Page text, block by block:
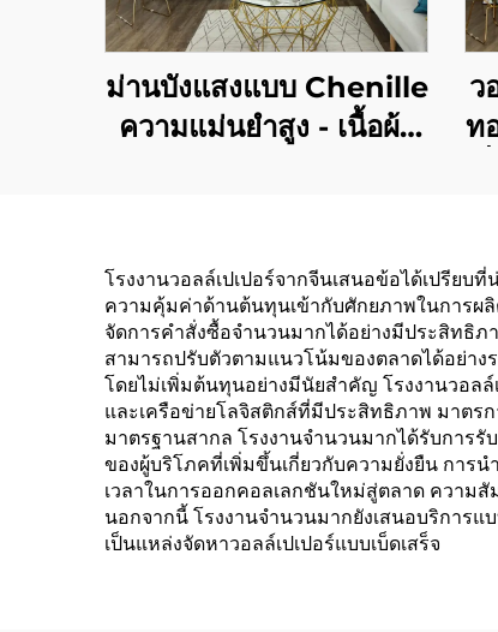
ม่านบังแสงแบบ Chenille
ความแม่นยำสูง - เนื้อผ้า
ห้องนอนและห้องนั่งเล่น
ว
ท
โรงงานวอลล์เปเปอร์จากจีนเสนอข้อได้เปรีย
ความคุ้มค่าด้านต้นทุนเข้ากับศักยภาพในการผ
จัดการคำสั่งซื้อจำนวนมากได้อย่างมีประสิทธิ
สามารถปรับตัวตามแนวโน้มของตลาดได้อย่า
โดยไม่เพิ่มต้นทุนอย่างมีนัยสำคัญ โรงงานวอล
และเครือข่ายโลจิสติกส์ที่มีประสิทธิภาพ มาต
มาตรฐานสากล โรงงานจำนวนมากได้รับกา
ของผู้บริโภคที่เพิ่มขึ้นเกี่ยวกับความยั่งยืน การ
เวลาในการออกคอลเลกชันใหม่สู่ตลาด ควา
นอกจากนี้ โรงงานจำนวนมากยังเสนอบริการ
เป็นแหล่งจัดหาวอลล์เปเปอร์แบบเบ็ดเสร็จ